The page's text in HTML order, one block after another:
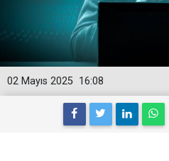
16:08
02 Mayıs 2025